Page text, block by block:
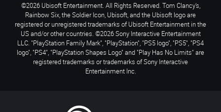
©2026 Ubisoft Entertainment. All Rights Reserved. Tom Clancy’s,
Rainbow Six, the Soldier Icon, Ubisoft, and the Ubisoft logo are
registered or unregistered trademarks of Ubisoft Entertainment in the
US and/or other countries. ©2026 Sony Interactive Entertainment
LLC. "PlayStation Family Mark", "PlayStation", "PS5 logo", "PS5", "PS4
logo", "PS4", "PlayStation Shapes Logo" and "Play Has No Limits" are
registered trademarks or trademarks of Sony Interactive
Entertainment Inc.